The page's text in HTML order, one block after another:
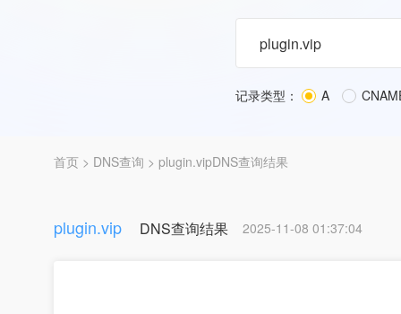
记录类型： A
首页 > DNS查询 > plugin.vipDNS查询结果
plugin.vip DNS查询结果 2025-11-08 01:37:04